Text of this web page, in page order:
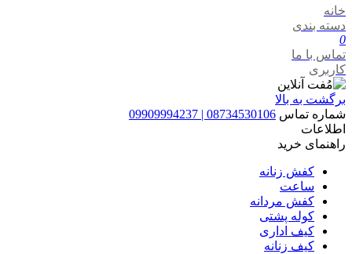
خانه
دسته بندی
0
تماس با ما
کاربری
برگشت به بالا
شماره تماس 08734530106 | 09909994237
اطلاعات
راهنمای خرید
کفش زنانه
ساعت
کفش مردانه
کوله پشتی
کیف اداری
کیف زنانه